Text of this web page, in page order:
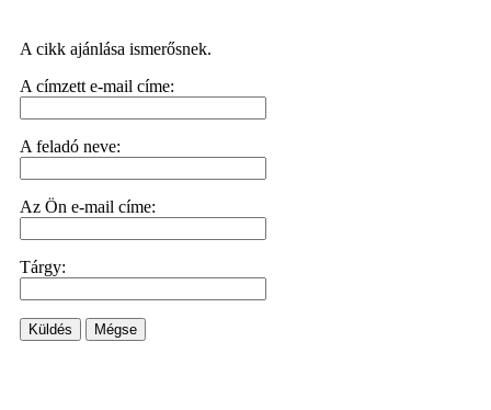
A cikk ajánlása ismerősnek.
A címzett e-mail címe:
A feladó neve:
Az Ön e-mail címe:
Tárgy:
Küldés Mégse